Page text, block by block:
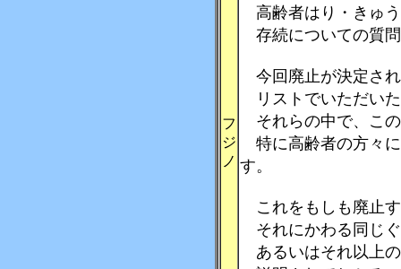
フ
ジ
ノ
高齢者はり・きゅ
存続についての質
今回廃止が決定さ
リストでいただい
それらの中で、こ
特に高齢者の方々
す。
これをもしも廃止
それにかわる同じ
あるいはそれ以上